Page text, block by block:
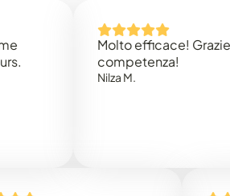
Molto efficace! Grazie per la
competenza!